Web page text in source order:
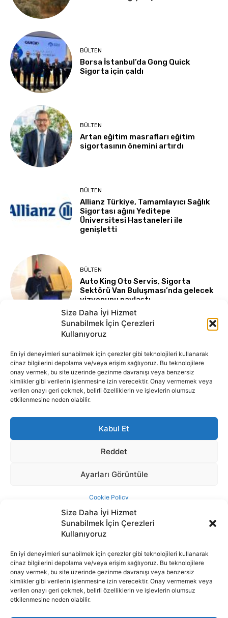
Size Daha İyi Hizmet
Sunabilmek İçin Çerezleri
Kullanıyoruz
En iyi deneyimleri sunabilmek için çerezler gibi teknolojileri kullanarak
cihaz bilgilerini depolama ve/veya erişim sağlıyoruz. Bu teknolojilere
onay vermek, bu site üzerinde gezinme davranışı veya benzersiz
kimlikler gibi verilerin işlenmesine izin verecektir. Onay vermemek veya
verilen onayı geri çekmek, belirli özelliklerin ve işlevlerin olumsuz
etkilenmesine neden olabilir.
İnternet portalımızda yer alan tüm haber metini, resim ve benzeri
içeriğin hakları Sigortamedya Yayıncılık A.Ş.'ye aittir. Hiçbir şekilde
basılı ya da elektronik bir ortamda, kaynak gösterilse bile izin
alınmadan kullanılamaz.